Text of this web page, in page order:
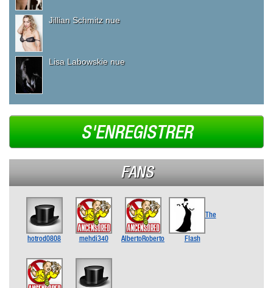
Jillian Schmitz nue
Lisa Labowskie nue
S'ENREGISTRER
FANS
hotrod0808 mehdi340 AlbertoRoberto
The
Flash